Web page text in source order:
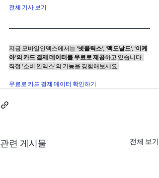
전체 기사 보기
지금 모바일인덱스에서는 '넷플릭스', '맥도날드', '이케
아'의 카드 결제 데이터를 무료로 제공하고 있습니다.
직접 '소비 인덱스'의 기능을 경험해보세요!
무료로 카드 결제 데이터 확인하기
관련 게시물 전체 보기